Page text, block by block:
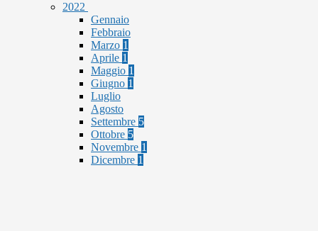
2022
Gennaio
Febbraio
Marzo 1
Aprile 1
Maggio 1
Giugno 1
Luglio
Agosto
Settembre 5
Ottobre 5
Novembre 1
Dicembre 1